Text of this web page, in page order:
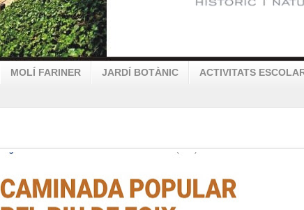
MOLÍ FARINER JARDÍ BOTÀNIC ACTIVITATS